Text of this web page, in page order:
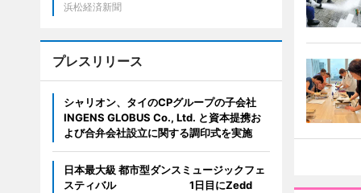
浜松経済新聞
プレスリリース
シャリオン、タイのCPグループの子会社
INGENS GLOBUS Co., Ltd. と資本提携お
よび合弁会社設立に関する調印式を実施
日本最大級 都市型ダンスミュージックフェ
スティバル 1日目にZedd